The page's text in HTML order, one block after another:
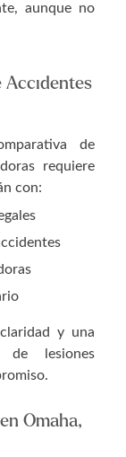
aunque no
Accidentes
de
requiere
con:
y una
de lesiones
Omaha,